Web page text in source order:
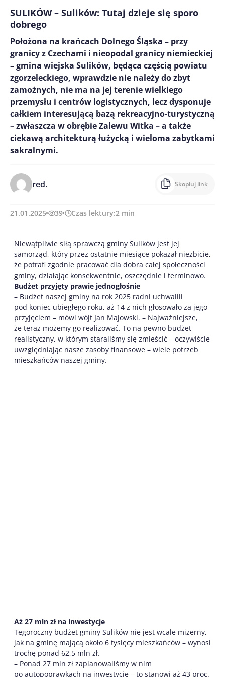
SULIKÓW – Sulików: Tutaj dzieje się sporo
dobrego
Położona na krańcach Dolnego Śląska – przy
granicy z Czechami i nieopodal granicy niemieckiej
– gmina wiejska Sulików, będąca częścią powiatu
zgorzeleckiego, wprawdzie nie należy do zbyt
zamożnych, nie ma na jej terenie wielkiego
przemysłu i centrów logistycznych, lecz dysponuje
całkiem interesującą bazą rekreacyjno-turystyczną
– zwłaszcza w obrębie Zalewu Witka – a także
ciekawą architekturą łużycką i wieloma zabytkami
sakralnymi.
red. Skopiuj link
21.01.2025 39 Czas lektury:2 min
Niewątpliwie siłą sprawczą gminy Sulików jest jej
samorząd, który przez ostatnie miesiące pokazał niezbicie,
że potrafi zgodnie pracować dla dobra całej społeczności
gminy, działając konsekwentnie, oszczędnie i terminowo.
Budżet przyjęty prawie jednogłośnie
– Budżet naszej gminy na rok 2025 radni uchwalili
pod koniec ubiegłego roku, aż 14 z nich głosowało za jego
przyjęciem – mówi wójt Jan Majowski. – Najważniejsze,
że teraz możemy go realizować. To na pewno budżet
realistyczny, w którym staraliśmy się zmieścić – oczywiście
uwzględniając nasze zasoby finansowe – wiele potrzeb
mieszkańców naszej gminy.
Aż 27 mln zł na inwestycje
Tegoroczny budżet gminy Sulików nie jest wcale mizerny,
jak na gminę mającą około 6 tysięcy mieszkańców – wynosi
trochę ponad 62,5 mln zł.
– Ponad 27 mln zł zaplanowaliśmy w nim
po autopoprawkach na inwestycje – to stanowi aż 43 proc.